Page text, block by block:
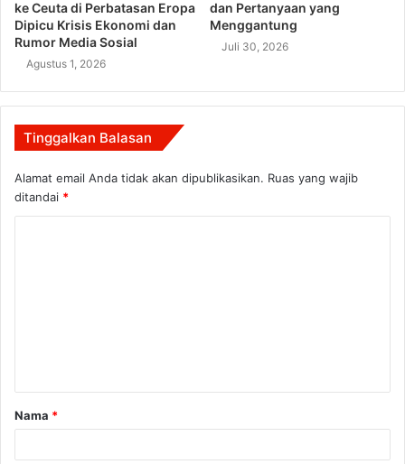
ke Ceuta di Perbatasan Eropa
Dipicu Krisis Ekonomi dan
Rumor Media Sosial
Agustus 1, 2026
dan Pertanyaan yang
Menggantung
Juli 30, 2026
Tinggalkan Balasan
Alamat email Anda tidak akan dipublikasikan. Ruas yang wajib
ditandai *
a
r
Nama *